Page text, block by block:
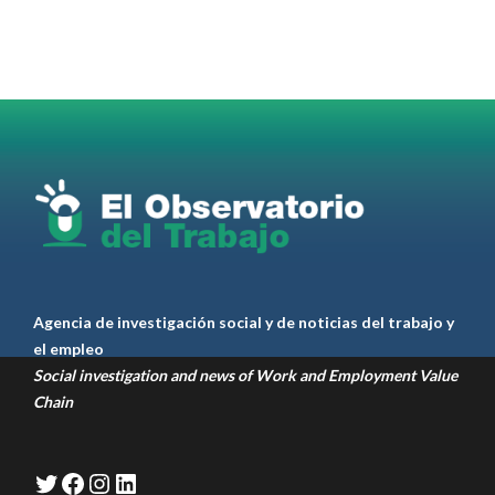
RT@casdcamioneros
1 1 Twitter
Agencia de investigación social y de noticias del trabajo y
el empleo
Social investigation and news of Work and Employment Value
Chain
Twitter
Facebook
Instagram
LinkedIn